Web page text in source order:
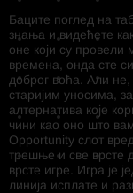
Баците поглед на
знања и видећете
оне који су провели
времена, онда сте
доброг воћа. Али
старијим уносима,
алтернатива које
чини као оно што
Opportunity слот
трешње и све врсте
врсте игре. Игра је
линија исплате и